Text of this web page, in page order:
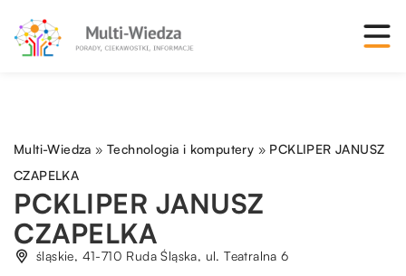
Multi-Wiedza »Technologia i komputery » PCKLIPER JANUSZ
CZAPELKA
PCKLIPER JANUSZ
CZAPELKA
śląskie, 41-710 Ruda Śląska, ul. Teatralna 6